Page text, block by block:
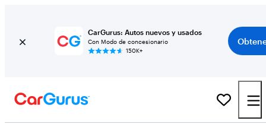
CarGurus: Autos nuevos y usados
Con Modo de concesionario
150K+